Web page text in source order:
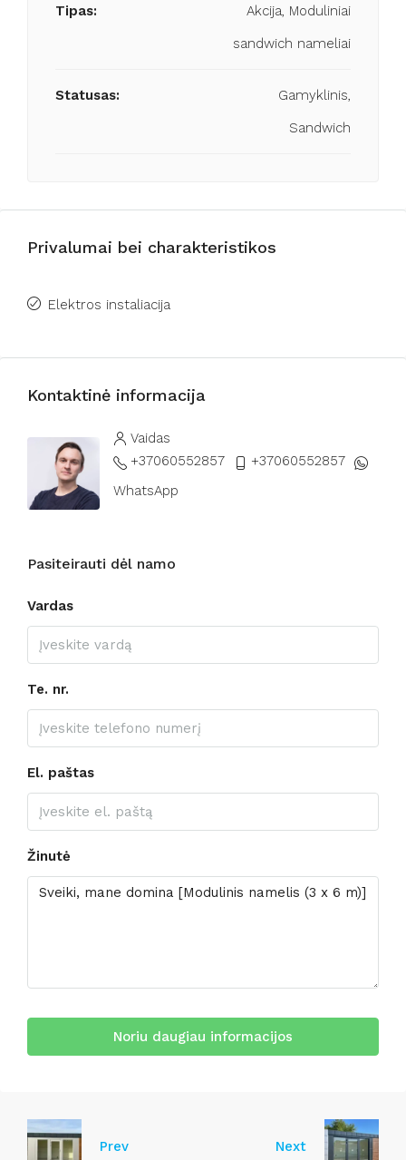
Tipas:
Akcija, Moduliniai
sandwich nameliai
Statusas:
Gamyklinis,
Sandwich
Privalumai bei charakteristikos
Elektros instaliacija
Kontaktinė informacija
Vaidas
+37060552857
+37060552857
WhatsApp
Pasiteirauti dėl namo
Vardas
Te. nr.
El. paštas
Žinutė
Noriu daugiau informacijos
Prev Next